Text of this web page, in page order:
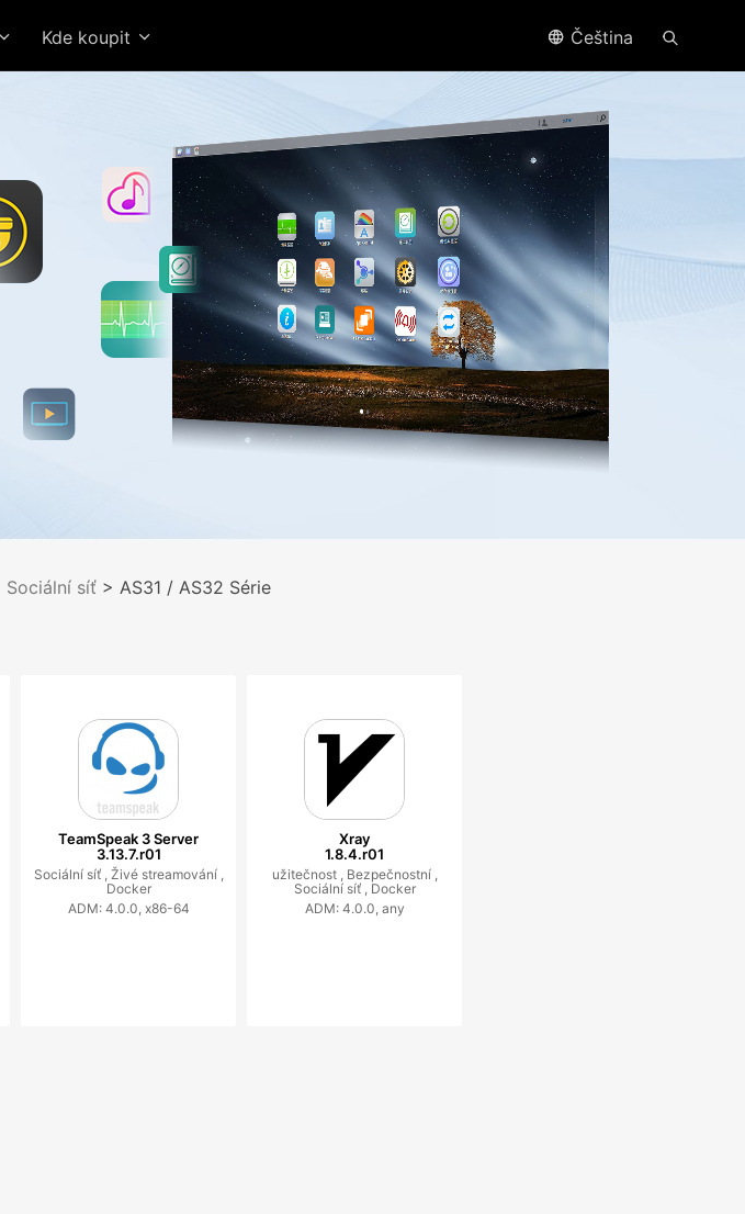
Kde koupit Čeština
Sociální síť > AS31 / AS32 Série
TeamSpeak 3 Server
3.13.7.r01
Sociální síť , Živé streamování ,
Docker
ADM: 4.0.0, x86-64
Xray
1.8.4.r01
užitečnost , Bezpečnostní ,
Sociální síť , Docker
ADM: 4.0.0, any